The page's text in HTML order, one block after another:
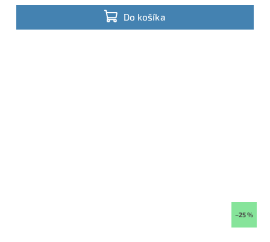
Do košíka
alebo dekoračné efekty v domácnosti.
–25 %